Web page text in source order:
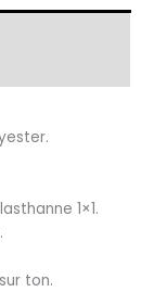
1×1.
ton.